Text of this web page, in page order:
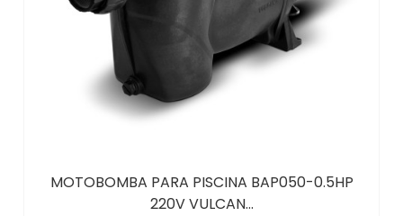
MOTOBOMBA PARA PISCINA BAP050-0.5HP
220V VULCAN...